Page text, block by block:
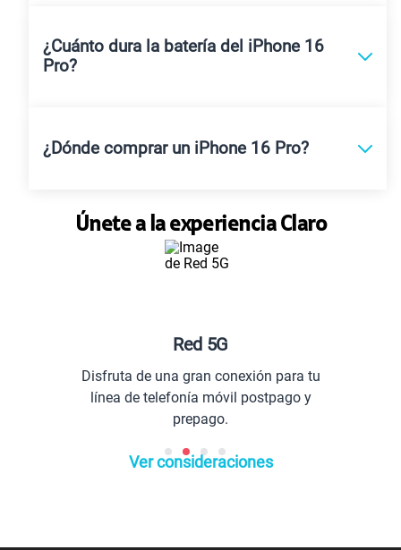
¿Cuánto dura la batería del iPhone 16
Pro?
¿Dónde comprar un iPhone 16 Pro?
Únete a la experiencia Claro
Red 5G
Disfruta de una gran conexión para tu
línea de telefonía móvil postpago y
prepago.
Ver consideraciones